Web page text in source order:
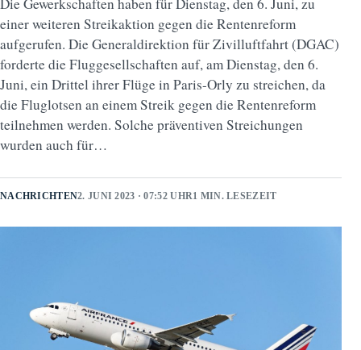
einer weiteren Streikaktion gegen die Rentenreform
aufgerufen. Die Generaldirektion für Zivilluftfahrt (DGAC)
forderte die Fluggesellschaften auf, am Dienstag, den 6.
Juni, ein Drittel ihrer Flüge in Paris-Orly zu streichen, da
die Fluglotsen an einem Streik gegen die Rentenreform
teilnehmen werden. Solche präventiven Streichungen
wurden auch für…
NACHRICHTEN2. JUNI 2023 · 07:52 UHR1 MIN. LESEZEIT